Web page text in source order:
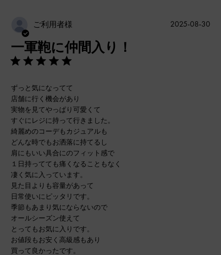
ご利用者様
一軍鞄に仲間入り！
ずっと気になってて
店舗に行く機会があり
実物を見てやっぱり可愛くて
すぐにレジに持って行きました。
綺麗めのコーデもカジュアルも
どんな時でもお洒落に持てるし
肩にもいい具合にのフィット感で
１日持ってても痛くなることもなく
凄く気に入っています。
見た目よりも容量があって
日常使いにピッタリです。
季節もあまり気にならないので
オールシーズン使えて
とってもお気に入りです。
お値段もお安く高級感もあり
買って良かったです。
公
2025-08-30